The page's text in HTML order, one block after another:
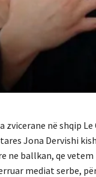
në shqip
Jona Dervishi
ne ballkan, qe
mediat serbe,